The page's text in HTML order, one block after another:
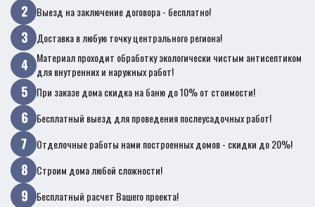
Выезд на заключение договора - бесплатно!
Доставка в любую точку центрального региона!
Материал проходит обработку экологически чистым антисептиком
для внутренних и наружных работ!
При заказе дома скидка на баню до 10% от стоимости!
Бесплатный выезд для проведения послеусадочных работ!
Отделочные работы нами построенных домов - скидки до 20%!
Строим дома любой сложности!
Бесплатный расчет Вашего проекта!